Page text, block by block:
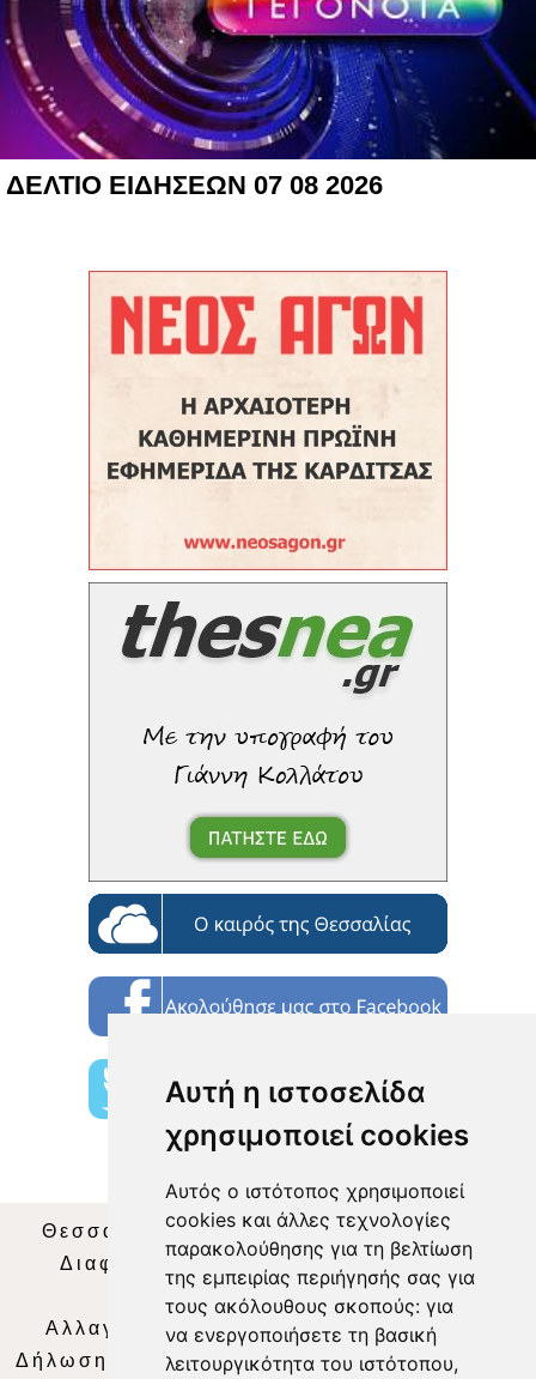
Αυτή η ιστοσελίδα
χρησιμοποιεί cookies
Αυτός ο ιστότοπος χρησιμοποιεί
cookies και άλλες τεχνολογίες
παρακολούθησης για τη βελτίωση
της εμπειρίας περιήγησής σας για
τους ακόλουθους σκοπούς: για
να ενεργοποιήσετε τη βασική
λειτουργικότητα του ιστότοπου,
ΔΕΛΤΙΟ ΕΙΔΗΣΕΩΝ 07 08 2026
Θεσσαλία Τηλεόραση|SNG Services
Διαφήμιση | Όροι Χρήσης |Δήλωση
Απορρήτου |
Περιεχόμενο
Αλλαγή Προτιμήσεων για τα Cookies
Δήλωση συμμόρφωσης με τη σύσταση (ΕΕ)